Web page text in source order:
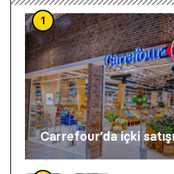
1
Carrefour’da içki